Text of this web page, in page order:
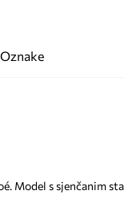
Oznake
Model s sjenčanim